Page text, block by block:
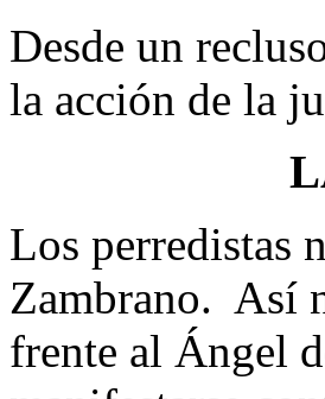
Desde un
la acción de la
Los perredistas
Zambrano. Así
frente al Ángel